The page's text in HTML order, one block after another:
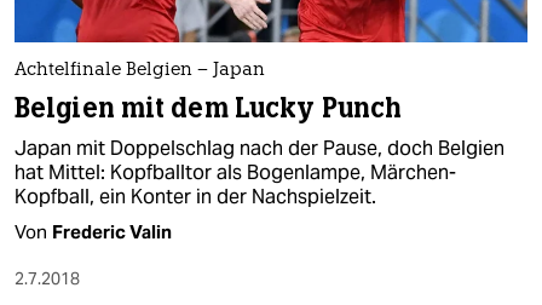
Achtelfinale Belgien – Japan
Belgien mit dem Lucky Punch
Japan mit Doppelschlag nach der Pause, doch Belgien
hat Mittel: Kopfballtor als Bogenlampe, Märchen-
Kopfball, ein Konter in der Nachspielzeit.
Von Frederic Valin
2.7.2018